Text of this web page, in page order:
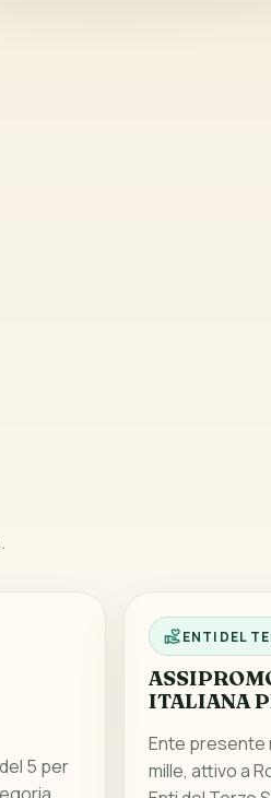
5 per
ENTI DEL
ITALIANA
Ente presente
mille, attivo a